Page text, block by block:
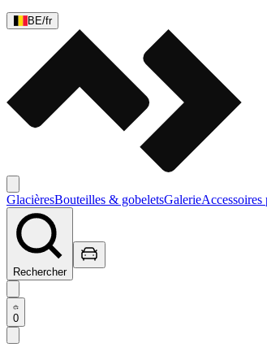
BE/fr
GlacièresBouteilles & gobeletsGalerieAccessoires
Rechercher
0